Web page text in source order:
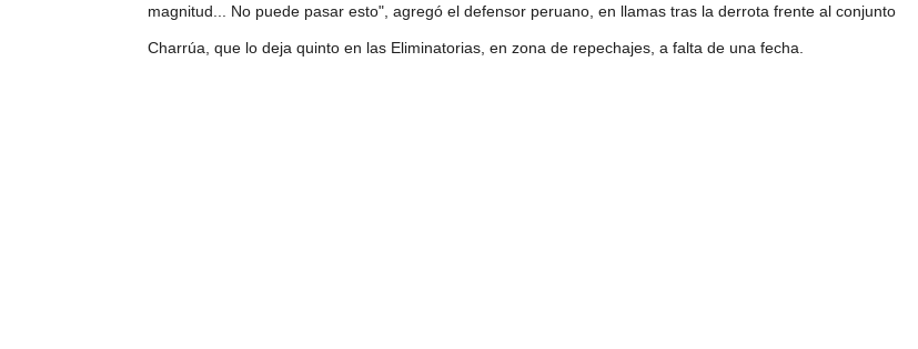
magnitud... No puede pasar esto", agregó el defensor peruano, en llamas tras la derrota frente al conjunto
Charrúa, que lo deja quinto en las Eliminatorias, en zona de repechajes, a falta de una fecha.